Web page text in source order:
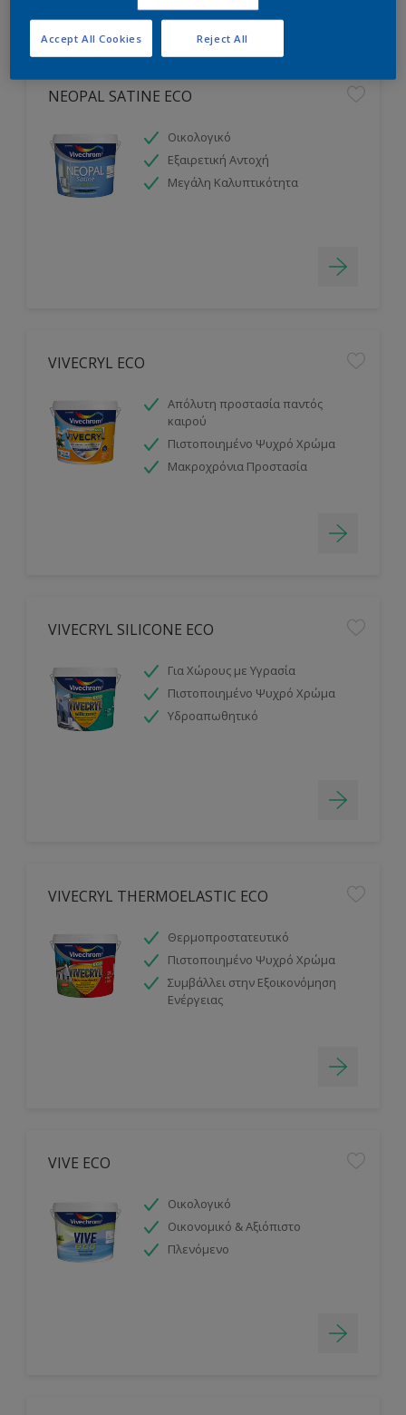
NEOPAL SATINE ECO
Οικολογικό
Εξαιρετική Αντοχή
Μεγάλη Καλυπτικότητα
VIVECRYL ECO
Απόλυτη προστασία παντός
καιρού
Πιστοποιημένο Ψυχρό Χρώμα
Μακροχρόνια Προστασία
VIVECRYL SILICONE ECO
Για Χώρους με Υγρασία
Πιστοποιημένο Ψυχρό Χρώμα
Υδροαπωθητικό
VIVECRYL THERMOELASTIC ECO
Θερμοπροστατευτικό
Πιστοποιημένο Ψυχρό Χρώμα
Συμβάλλει στην Εξοικονόμηση
Ενέργειας
VIVE ECO
Οικολογικό
Οικονομικό & Αξιόπιστο
Πλενόμενο
Reject All
Accept All Cookies